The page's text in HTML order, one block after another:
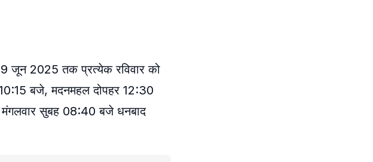
जून 2025 तक प्रत्येक रविवार को
बजे, मदनमहल दोपहर 12:30
सुबह 08:40 बजे धनबाद